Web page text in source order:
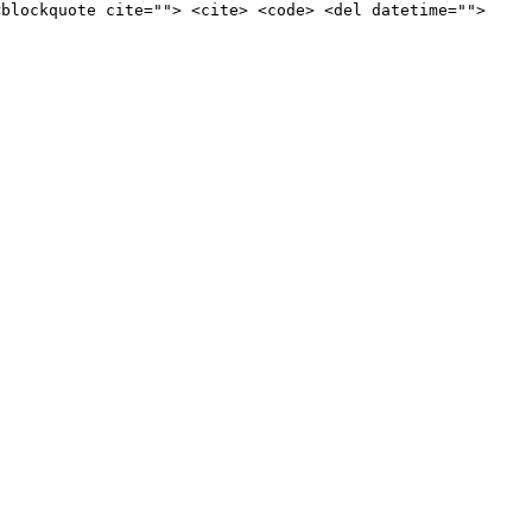
cite=""> <cite> <code> <del datetime="">